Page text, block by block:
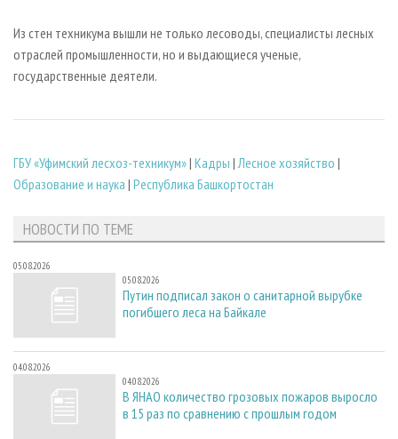
Из стен техникума вышли не только лесоводы, специалисты лесных
отраслей промышленности, но и выдающиеся ученые,
государственные деятели.
ГБУ «Уфимский лесхоз-техникум»| Кадры |Лесное хозяйство |
Образование и наука | Республика Башкортостан
НОВОСТИ ПО ТЕМЕ
05.08.2026
05.08.2026
Путин подписал закон о санитарной вырубке
погибшего леса на Байкале
04.08.2026
04.08.2026
В ЯНАО количество грозовых пожаров выросло
в 15 раз по сравнению с прошлым годом